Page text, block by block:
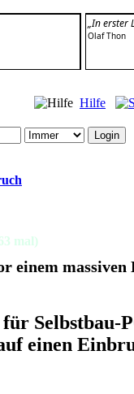
„In erster
Olaf Thon
Hilfe
mal)
einem massiven
Selbstbau-
einen